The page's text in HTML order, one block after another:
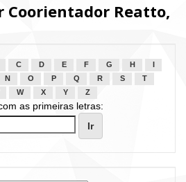
Coorientador Reatto,
C D E F G H
N O P Q R S
T
W X Y Z
as primeiras letras: